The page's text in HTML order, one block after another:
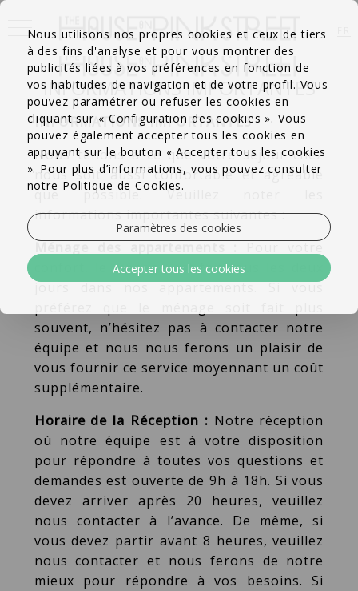
INFORMATIONS IMPORTANTES
INFORMATIONS IMPORTANTES
Nous tenons à ce que votre séjour chez
nous soit aussi confortable et agréable
que possible. Veuillez noter les
informations importantes suivantes :
confort, le ménage est fait tous les deux
jours dans nos appartements. Si vous
souvent, n’hésitez pas à contacter notre
équipe et nous nous ferons un plaisir de
vous fournir ce service moyennant un coût
supplémentaire.
Horaire de la Réception : Notre réception
où notre équipe est à votre disposition
pour répondre à toutes vos questions et
demandes est ouverte de 9h à 18h. Si vous
devez arriver après 20 heures, veuillez
nous contacter à l’avance. De même, si
vous devez partir avant 8 heures, veuillez
nous contacter et nous ferons de notre
mieux pour répondre à vos besoins. Si
Nous utilisons nos propres cookies et ceux de tiers
à des fins d'analyse et pour vous montrer des
publicités liées à vos préférences en fonction de
vos habitudes de navigation et de votre profil. Vous
pouvez paramétrer ou refuser les cookies en
cliquant sur « Configuration des cookies ». Vous
pouvez également accepter tous les cookies en
appuyant sur le bouton « Accepter tous les cookies
». Pour plus d’informations, vous pouvez consulter
notre Politique de Cookies.
Paramètres des cookies
Accepter tous les cookies